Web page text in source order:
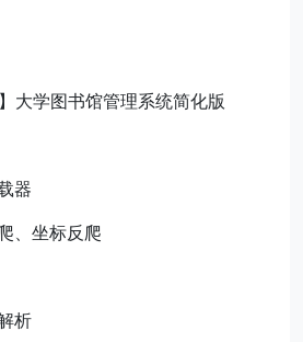
大学图书馆管理系统简化版
器
、坐标反爬
析